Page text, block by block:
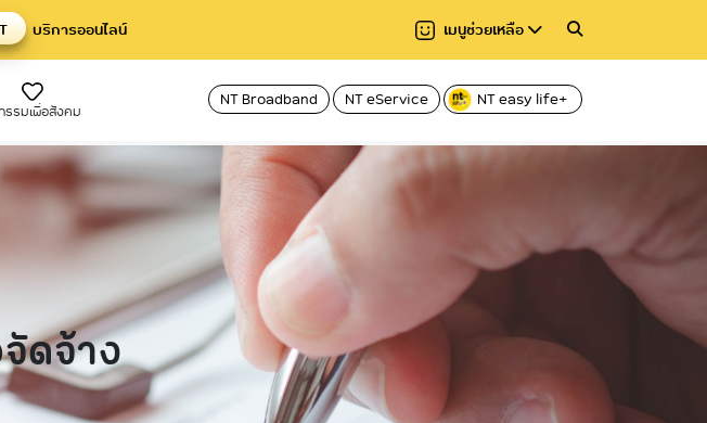
บริการออนไลน์ เมนูช่วยเหลือ
รรมเพื่อสังคม
NT Broadband NT eService NT easy life+
การกำกับดูแลที่ดีและการพัฒนาความ
นโยบายต่อต้านทุจริตและคอร์รัปชัน (CAC)
กฎบัตรคณะกรรมการชุดย่อย
นโยบายการกำกับดูแลที่ดี
แผนงานและผลการดำเนินงาน
การบริหารความต่อเนื่องทางธุรกิจของ
บมจ.โทรคมนาคมแห่งชาติ
มาตรฐานการให้บริการ
การจัดการเรื่องร้องเรียน
สถิติการแก้ไขเรื่องร้องเรียน
กฎบัตรและมาตรฐานด้านบริการ (Customer
Service Charter and Service
Standard)ของ บริษัทฯ
แผนการดำเนินงานและงบประมาณ
แผนยุทธศาสตร์หรือแผนพัฒนาหน่วยงาน
แผนและความก้าวหน้าในการดำเนินงานและ
การใช้งบประมาณ ประจำปี
รายงานผลการดำเนินงานประจำปี
การปฏิบัติงาน
คู่มือหรือแนวทางการปฏิบัติงานของเจ้าหน้าที่
ระบบงานสารบัญอิเล็กทรอนิกส์ (NT e-
Document)
คู่มือหรือแนวทาง
ผู้รับบริการและผู้ม
ข้อมูลสถิติการให้บ
E–Service
คณะกรรมการ csr
ดจ้าง